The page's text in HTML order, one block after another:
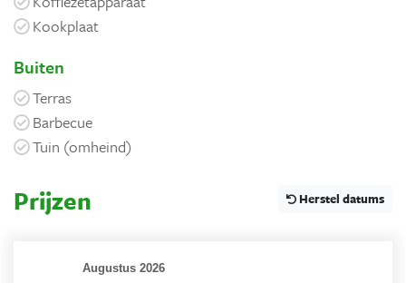
Kookplaat
Buiten
Terras
Barbecue
Tuin (omheind)
Prijzen Herstel datums
Augustus 2026